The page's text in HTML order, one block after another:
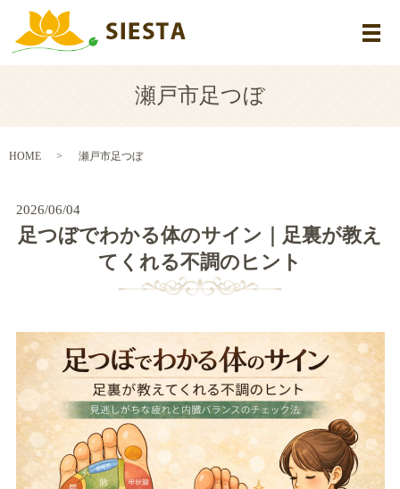
メ
瀬戸市足つぼ
HOME 瀬戸市足つぼ
2026/06/04
足つぼでわかる体のサイン｜足裏が教え
てくれる不調のヒント